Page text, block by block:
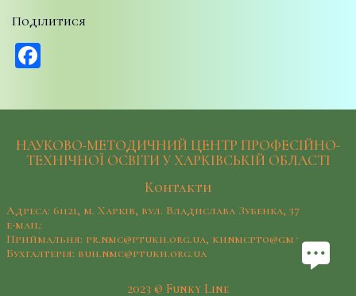
Поділитися
НАУКОВО-МЕТОДИЧНИЙ ЦЕНТР ПРОФЕСІЙНО-
ТЕХНІЧНОЇ ОСВІТИ У ХАРКІВСЬКІЙ ОБЛАСТІ
Контакти
Адреса: 61121, м. Харків, вул. Владислава Зубенка, 37
e-mail:
Приймальня: pr.nmc@ptukh.org.ua, khnmcpto@gmail.com
Бухгалтерія: buh.nmc@ptukh.org.ua
2023 © Funky Line